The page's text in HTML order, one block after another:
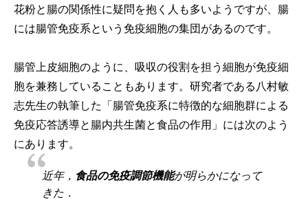
花粉と腸の関係性に疑問を抱く人も多いようですが、腸
には腸管免疫系という免疫細胞の集団があるのです。
腸管上皮細胞のように、吸収の役割を担う細胞が免疫細
胞を兼務していることもあります。研究者である八村敏
志先生の執筆した「腸管免疫系に特徴的な細胞群による
免疫応答誘導と腸内共生菌と食品の作用」には次のよう
にあります。
近年， 食品の免疫調節機能が明らかになって
きた．